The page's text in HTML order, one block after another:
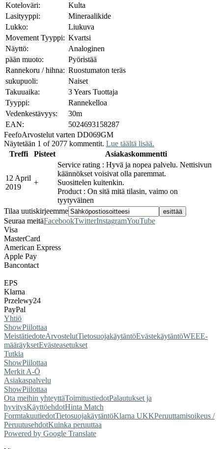
Koteloväri:
Kulta
Lasityyppi:
Mineraalikide
Lukko:
Liukuva
Movement Tyyppi: Kvartsi
Näyttö:
Analoginen
pään muoto:
Pyöristää
Rannekoru / hihna: Ruostumaton teräs
sukupuoli:
Naiset
Takuuaika:
3 Years Tuottaja
Tyyppi:
Rannekelloa
Vedenkestävyys:
30m
EAN:
5024693158287
FeefoArvostelut varten DD069GM
Näytetään 1 of 2077 kommentit. Lue täältä lisää.
Treffi
Pisteet Asiakaskommentti
12 April
2019
+
Service rating : Hyvä ja nopea palvelu. Nettisivun
käännökset voisivat olla paremmat.
Suosittelen kuitenkin.
Product : On sitä mitä tilasin, vaimo on
tyytyväinen
Tilaa uutiskirjeemme
Seuraa meitäFacebookTwitterInstagramYouTube
Visa
MasterCard
American Express
Apple Pay
Bancontact
EPS
Klarna
Przelewy24
PayPal
Yhtiö
ShowPiilottaa
MeistätiedoteArvostelutTietosuojakäytäntöEvästekäytäntöWEEE-
määräyksetEvästeasetukset
Tutkia
ShowPiilottaa
Merkit A-Ö
Asiakaspalvelu
ShowPiilottaa
Ota meihin yhteyttäToimitustiedotPalautukset ja
hyvitysKäyttöehdotHinta Match
FormtakuutiedotTietosuojakäytäntöKlarna UKKPeruuttamisoikeus /
PeruutusehdotKuinka peruuttaa
Powered by Google Translate